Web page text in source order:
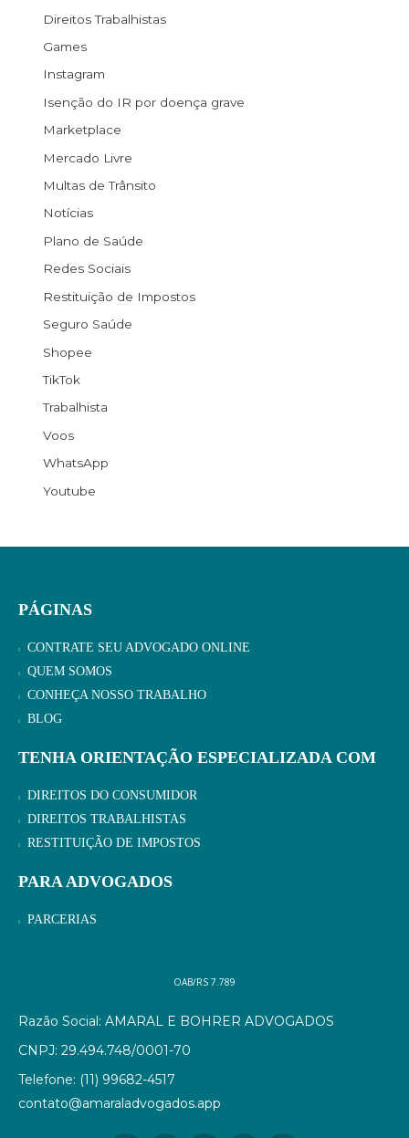
Direitos Trabalhistas
Games
Instagram
Isenção do IR por doença grave
Marketplace
Mercado Livre
Multas de Trânsito
Notícias
Plano de Saúde
Redes Sociais
Restituição de Impostos
Seguro Saúde
Shopee
TikTok
Trabalhista
Voos
WhatsApp
Youtube
PÁGINAS
CONTRATE SEU ADVOGADO ONLINE
QUEM SOMOS
CONHEÇA NOSSO TRABALHO
BLOG
TENHA ORIENTAÇÃO ESPECIALIZADA COM
DIREITOS DO CONSUMIDOR
DIREITOS TRABALHISTAS
RESTITUIÇÃO DE IMPOSTOS
PARA ADVOGADOS
PARCERIAS
OAB/RS 7.789
Razão Social: AMARAL E BOHRER ADVOGADOS
CNPJ: 29.494.748/0001-70
Telefone: (11) 99682-4517
contato@amaraladvogados.app